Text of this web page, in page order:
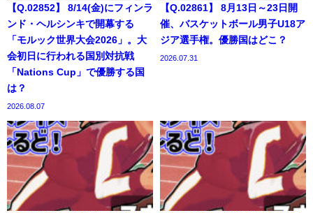
【Q.02852】 8/14(金)にフィンラ
ンド・ヘルシンキで開幕する
「モルック世界大会2026」。大
会初日に行われる国別対抗戦
「Nations Cup」で優勝する国
は？
2026.08.07
【Q.02861】 8月13日～23日開
催、バスケットボール男子U18ア
ジア選手権。優勝国はどこ？
2026.07.31